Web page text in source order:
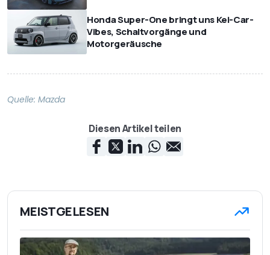
Honda Super-One bringt uns Kei-Car-
Vibes, Schaltvorgänge und
Motorgeräusche
Quelle: Mazda
Diesen Artikel teilen
MEISTGELESEN